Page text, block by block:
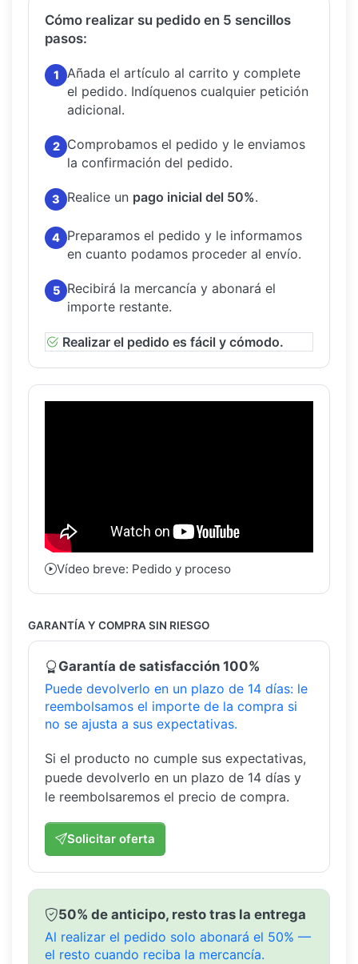
Cómo realizar su pedido en 5 sencillos
pasos:
1
Añada el artículo al carrito y complete
el pedido. Indíquenos cualquier petición
adicional.
2
Comprobamos el pedido y le enviamos
la confirmación del pedido.
3 Realice un pago inicial del 50%.
4 Preparamos el pedido y le informamos
en cuanto podamos proceder al envío.
5
Recibirá la mercancía y abonará el
importe restante.
Realizar el pedido es fácil y cómodo.
Vídeo breve: Pedido y proceso
GARANTÍA Y COMPRA SIN RIESGO
Garantía de satisfacción 100%
Puede devolverlo en un plazo de 14 días: le
reembolsamos el importe de la compra si
no se ajusta a sus expectativas.
Si el producto no cumple sus expectativas,
puede devolverlo en un plazo de 14 días y
le reembolsaremos el precio de compra.
Solicitar oferta
50% de anticipo, resto tras la entrega
Al realizar el pedido solo abonará el 50% —
el resto cuando reciba la mercancía.